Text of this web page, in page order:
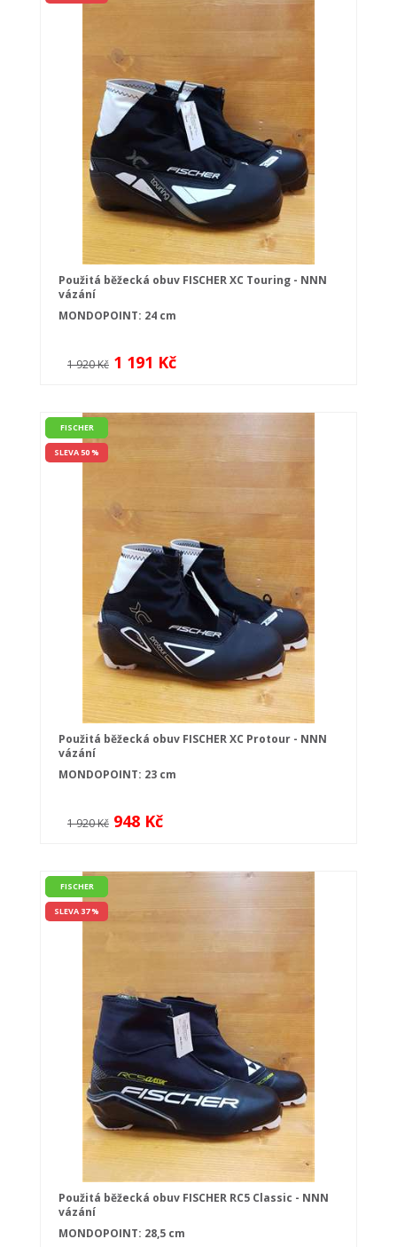
Použitá běžecká obuv FISCHER XC Touring - NNN
vázání
MONDOPOINT: 24 cm
1 920 Kč 1 191 Kč
FISCHER
SLEVA 50 %
Použitá běžecká obuv FISCHER XC Protour - NNN
vázání
MONDOPOINT: 23 cm
1 920 Kč 948 Kč
FISCHER
SLEVA 37 %
Použitá běžecká obuv FISCHER RC5 Classic - NNN
vázání
MONDOPOINT: 28,5 cm